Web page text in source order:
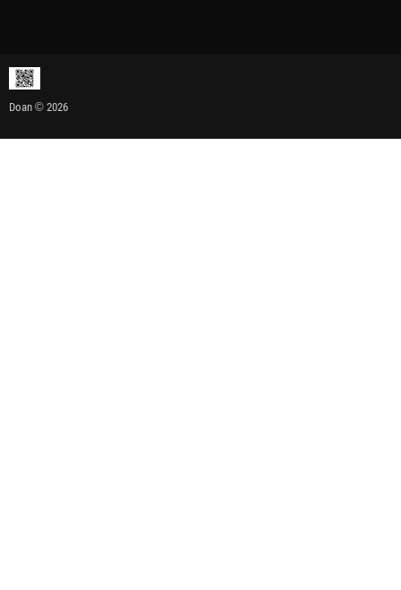
Doan © 2026